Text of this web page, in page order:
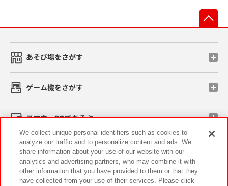
あそび場をさがす
ゲーム機をさがす
スマホ・PCであそぶ
イベント・キャンペーン
We collect unique personal identifiers such as cookies to
analyze our traffic and to personalize content and ads. We
share information about your use of our website with our
analytics and advertising partners, who may combine it with
other information that you have provided to them or that they
have collected from your use of their services. Please click